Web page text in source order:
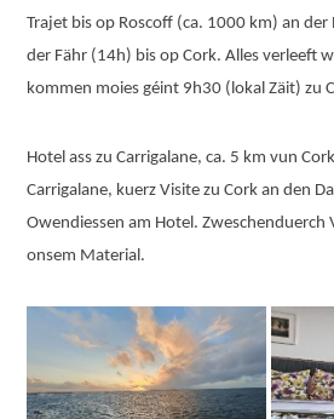
Trajet bis op Roscoff (ca. 1000 km) an
der Fähr (14h) bis op Cork. Alles verleeft
kommen moies géint 9h30 (lokal Zäit) zu
Hotel ass zu Carrigalane, ca. 5 km vun
Carrigalane, kuerz Visite zu Cork an den
Owendiessen am Hotel. Zweschenduerch
onsem Material.